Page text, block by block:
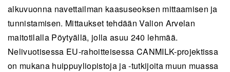
alkuvuonna navettailman kaasuseoksen mittaamisen ja
tunnistamisen. Mittaukset tehdään Valion Arvelan
maitotilalla Pöytyällä, jolla asuu 240 lehmää.
Nelivuotisessa EU-rahoitteisessa CANMILK-projektissa
on mukana huippuyliopistoja ja -tutkijoita muun muassa